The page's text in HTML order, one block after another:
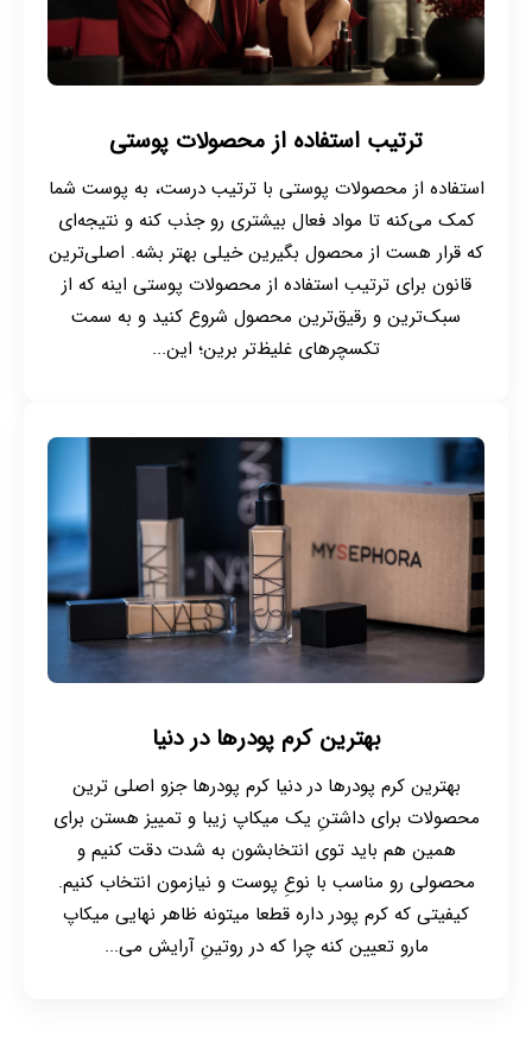
ترتیب استفاده از محصولات پوستی
استفاده از محصولات پوستی با ترتیب درست، به پوست شما
کمک می‌کنه تا مواد فعال بیشتری رو جذب کنه و نتیجه‌ای
که قرار هست از محصول بگیرین خیلی بهتر بشه. اصلی‌ترین
قانون برای ترتیب استفاده از محصولات پوستی اینه که از
سبک‌ترین و رقیق‌ترین محصول شروع کنید و به سمت
تکسچرهای غلیظ‌تر برین؛ این...
بهترین کرم پودرها در دنیا
بهترین کرم پودرها در دنیا کرم پودرها جزو اصلی ترین
محصولات برای داشتنِ یک میکاپ زیبا و تمییز هستن برای
همین هم باید توی انتخابشون به شدت دقت کنیم و
محصولی رو مناسب با نوعِ پوست و نیازمون انتخاب کنیم.
کیفیتی که کرم پودر داره قطعا میتونه ظاهر نهایی میکاپ
مارو تعیین کنه چرا که در روتینِ آرایش می...